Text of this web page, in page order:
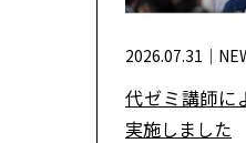
2026.07.31｜
代ゼミ講師に
実施しました